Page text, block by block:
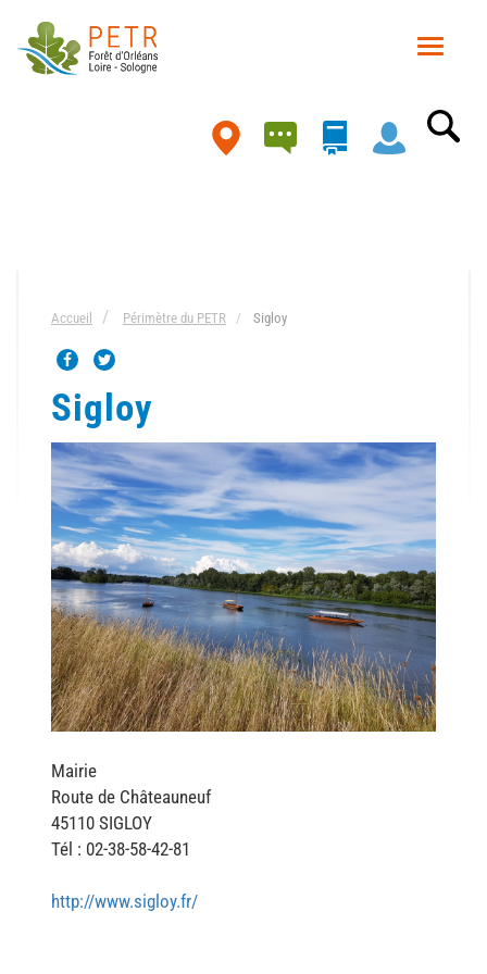
contenu
Toggle
Carte
Accueil Périmètre du PETR Sigloy
Sigloy
Mairie
Route de Châteauneuf
45110 SIGLOY
Tél : 02-38-58-42-81
http://www.sigloy.fr/